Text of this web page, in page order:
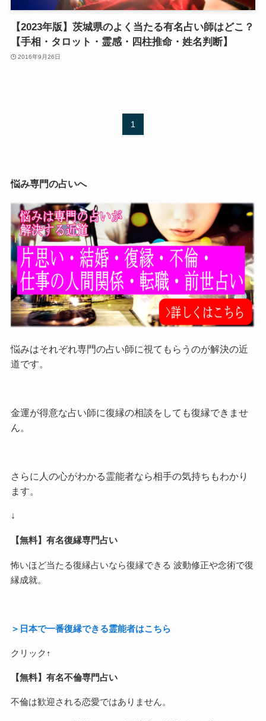
【2023年版】茨城県のよく当たる有名占い師はどこ？
【手相・タロット・霊感・四柱推命・姓名判断】
2016年9月26日
1
悩み専門の占いへ
悩みはそれぞれ専門の占い師に視てもらうのが解決の近
道です。
金運が得意な占い師に復縁の相談をしても復縁できませ
ん。
さらに人の心がわかる霊能者なら相手の気持ちもわかり
ます。
↓
【無料】有名復縁専門占い
怖いほど当たる復縁占いなら復縁できる 波動修正や念術で復
縁成就。
＞日本で一番復縁できる霊能者はこちら
クリック↑
【無料】有名不倫専門占い
不倫は歓迎される恋愛ではありません。